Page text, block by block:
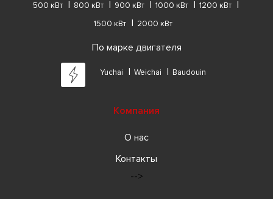
500 кВт 800 кВт 900 кВт 1000 кВт
1200 кВт
1500 кВт
2000 кВт
По марке двигателя
Yuchai Weichai Baudouin
Компания
О нас
Контакты
-->